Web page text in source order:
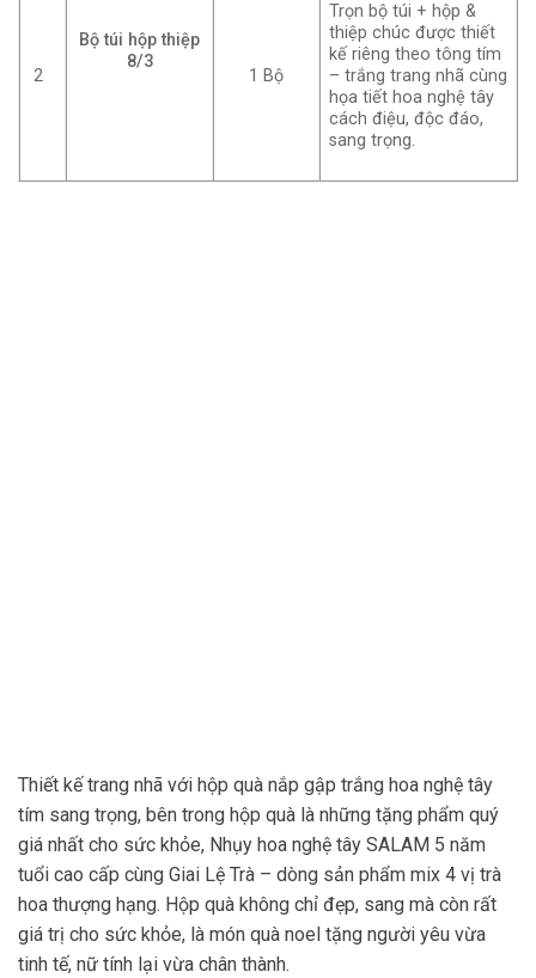
2
Bộ túi hộp thiệp
8/3
1 Bộ
Trọn bộ túi + hộp &
thiệp chúc được thiết
kế riêng theo tông tím
– trắng trang nhã cùng
họa tiết hoa nghệ tây
cách điệu, độc đáo,
sang trọng.
Thiết kế trang nhã với hộp quà nắp gập trắng hoa nghệ tây
tím sang trọng, bên trong hộp quà là những tặng phẩm quý
giá nhất cho sức khỏe, Nhụy hoa nghệ tây SALAM 5 năm
tuổi cao cấp cùng Giai Lệ Trà – dòng sản phẩm mix 4 vị trà
hoa thượng hạng. Hộp quà không chỉ đẹp, sang mà còn rất
giá trị cho sức khỏe, là món quà noel tặng người yêu vừa
tinh tế, nữ tính lại vừa chân thành.